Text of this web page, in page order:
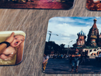
Выберите из списка: